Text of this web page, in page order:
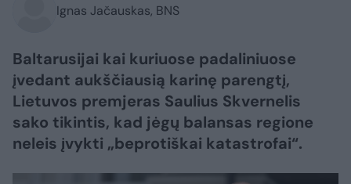
Ignas Jačauskas, BNS
Baltarusijai kai kuriuose padaliniuose
įvedant aukščiausią karinę parengtį,
Lietuvos premjeras Saulius Skvernelis
sako tikintis, kad jėgų balansas regione
neleis įvykti „beprotiškai katastrofai“.